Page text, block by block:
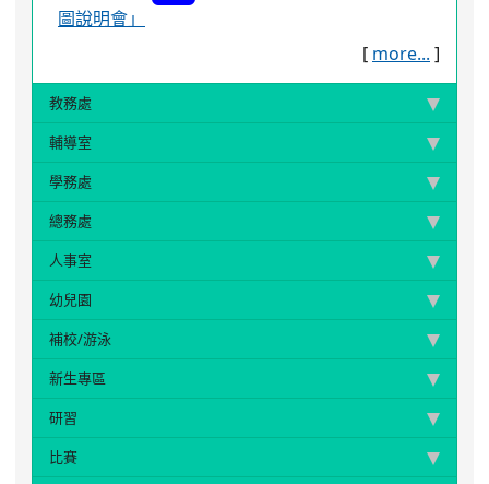
圖說明會」
[ more... ]
教務處
輔導室
學務處
總務處
人事室
幼兒園
補校/游泳
新生專區
研習
比賽